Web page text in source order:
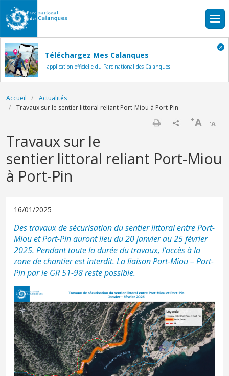
Aller au contenu principal
Téléchargez Mes Calanques
l'application officielle du Parc national des Calanques
Fil d'Ariane
Accueil
Actualités
Travaux sur le sentier littoral reliant Port-Miou à Port-Pin
-A
+A
Travaux sur le
sentier littoral reliant Port-Miou
à Port-Pin
16/01/2025
Des travaux de sécurisation du sentier littoral entre Port-
Miou et Port-Pin auront lieu du 20 janvier au 25 février
2025. Pendant toute la durée du travaux, l’accès à la
zone de chantier est interdit. La liaison Port-Miou – Port-
Pin par le GR 51-98 reste possible.